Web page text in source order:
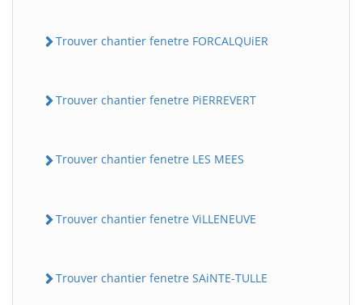
Trouver chantier fenetre FORCALQUiER
Trouver chantier fenetre PiERREVERT
Trouver chantier fenetre LES MEES
Trouver chantier fenetre ViLLENEUVE
Trouver chantier fenetre SAiNTE-TULLE